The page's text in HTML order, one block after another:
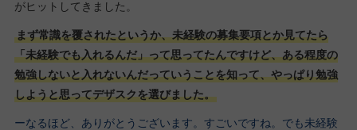
がヒットしてきました。
まず常識を覆されたというか、未経験の募集要項とか見てたら
「未経験でも入れるんだ」って思ってたんですけど、ある程度の
勉強しないと入れないんだっていうことを知って、やっぱり勉強
しようと思ってデザスクを選びました。
ーなるほど、ありがとうございます。すごいですね。でも未経験